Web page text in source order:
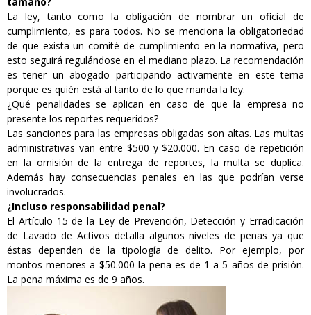
La ley, tanto como la obligación de nombrar un oficial de
cumplimiento, es para todos. No se menciona la obligatoriedad
de que exista un comité de cumplimiento en la normativa, pero
esto seguirá regulándose en el mediano plazo. La recomendación
es tener un abogado participando activamente en este tema
porque es quién está al tanto de lo que manda la ley.
¿Qué penalidades se aplican en caso de que la empresa no
presente los reportes requeridos?
Las sanciones para las empresas obligadas son altas. Las multas
administrativas van entre $500 y $20.000. En caso de repetición
en la omisión de la entrega de reportes, la multa se duplica.
Además hay consecuencias penales en las que podrían verse
involucrados.
¿Incluso responsabilidad penal?
El Artículo 15 de la Ley de Prevención, Detección y Erradicación
de Lavado de Activos detalla algunos niveles de penas ya que
éstas dependen de la tipología de delito. Por ejemplo, por
montos menores a $50.000 la pena es de 1 a 5 años de prisión.
La pena máxima es de 9 años.